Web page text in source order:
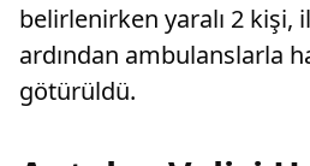
belirlenirken yaralı 2 kişi,
ardından ambulanslarla
götürüldü.